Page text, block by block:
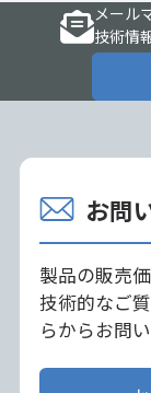
メール
技術情
お問
製品の販売
技術的なご
らからお問